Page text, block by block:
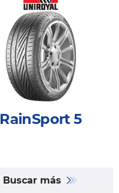
RainSport 5
Buscar más